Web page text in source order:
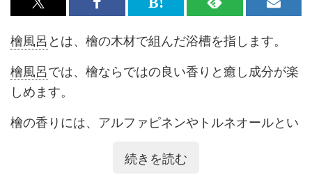
替
え
x<br>
で
記
事
を
シ
Facebook<br>
で
事
シ
は
て
ブ
ク
ー
RSS
で
事
購
メ
ル
ガ
録
檜風呂とは、檜の木材で組んだ浴槽を指します。
檜風呂では、檜ならではの良い香りと癒し成分が楽
しめます。
檜の香りには、アルファピネンやトルネオールとい
は、これらの成分が放出されるためだと言われてい
続きを読む